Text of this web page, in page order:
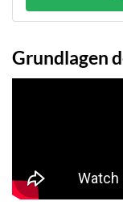
Grundlagen